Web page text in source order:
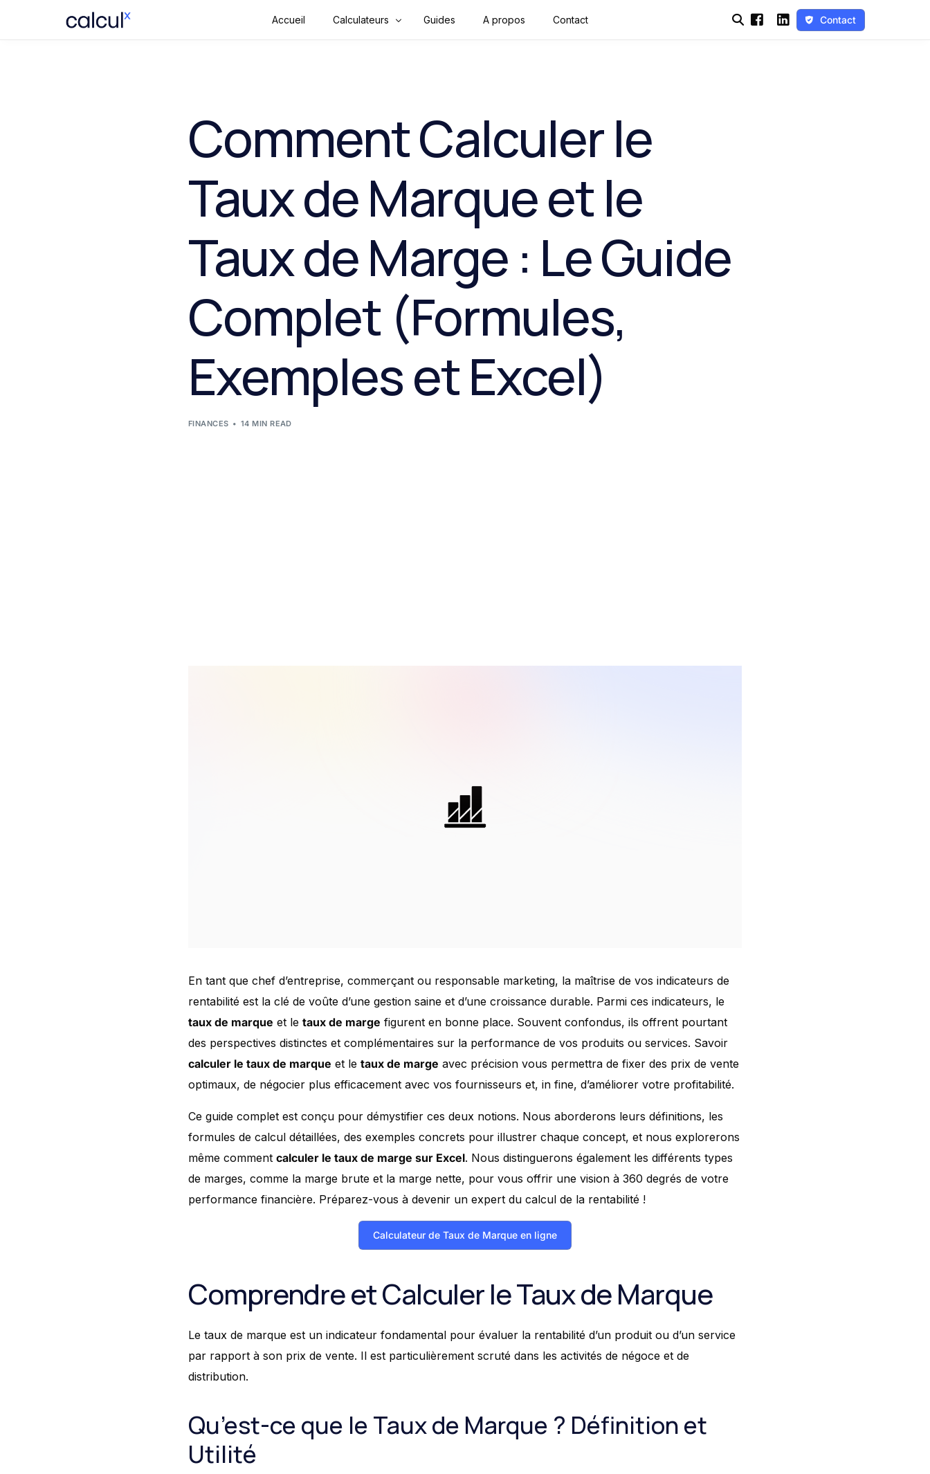
Accueil Calculateurs
Convertisseurs
Construction
Physique
Sport & Fitness
Vie quotidienne
Guides A propos Contact Contact
Comment Calculer le
Taux de Marque et le
Taux de Marge : Le Guide
Complet (Formules,
Exemples et Excel)
FINANCES 14 MIN READ
En tant que chef d’entreprise, commerçant ou responsable marketing, la maîtrise de vos indicateurs de
rentabilité est la clé de voûte d’une gestion saine et d’une croissance durable. Parmi ces indicateurs, le
taux de marque et le taux de marge figurent en bonne place. Souvent confondus, ils offrent pourtant
des perspectives distinctes et complémentaires sur la performance de vos produits ou services. Savoir
calculer le taux de marque et le taux de marge avec précision vous permettra de fixer des prix de vente
optimaux, de négocier plus efficacement avec vos fournisseurs et, in fine, d’améliorer votre profitabilité.
Ce guide complet est conçu pour démystifier ces deux notions. Nous aborderons leurs définitions, les
formules de calcul détaillées, des exemples concrets pour illustrer chaque concept, et nous explorerons
même comment calculer le taux de marge sur Excel. Nous distinguerons également les différents types
de marges, comme la marge brute et la marge nette, pour vous offrir une vision à 360 degrés de votre
performance financière. Préparez-vous à devenir un expert du calcul de la rentabilité !
Calculateur de Taux de Marque en ligne
Comprendre et Calculer le Taux de Marque
Le taux de marque est un indicateur fondamental pour évaluer la rentabilité d’un produit ou d’un service
par rapport à son prix de vente. Il est particulièrement scruté dans les activités de négoce et de
distribution.
Qu’est-ce que le Taux de Marque ? Définition et
Utilité